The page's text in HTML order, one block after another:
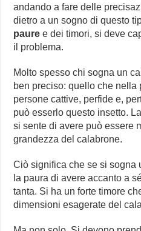
andando a fare delle
dietro a un sogno di questo
paure e dei timori, si deve
il problema.
Molto spesso chi sogna un
ben preciso: quello che
persone cattive, perfide e,
può esserlo questo insetto.
si sente di avere può essere
grandezza del calabrone.
Ciò significa che se si sogna
la paura di avere accanto a
tanta. Si ha un forte timore
dimensioni esagerate del